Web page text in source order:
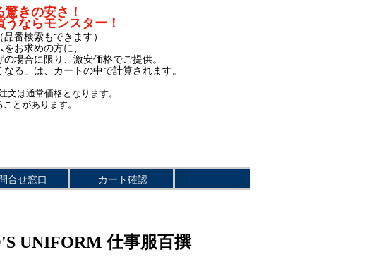
きの安さ！
ならモンスター！
番検索もできます）
お求めの方に、
場合に限り、激安価格でご提供。
る」は、カートの中で計算されます。
は通常価格となります。
とがあります。
合せ窓口 カート確認
UNIFORM 仕事服百撰